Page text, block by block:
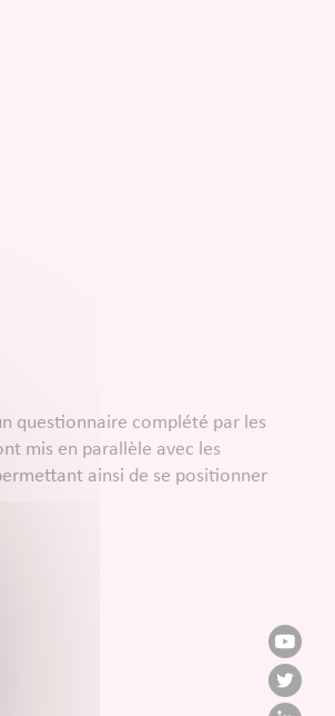
questionnaire complété par les
mis en parallèle avec les
ainsi de se positionner